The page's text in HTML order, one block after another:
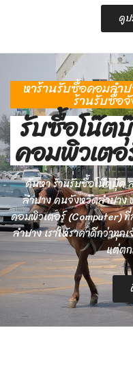
ดูป
หาร้านรับซื้อคอมลำ
ร้านรับซื้อ
รับซื้อโน๊ต
คอมพิวเต
ค้นหา ร้านรับซื้อโน๊ตบุ๊ค
ลำปาง คนจังหวัดลำปาง
คอมพิวเตอร์ (Computer)
ลำปาง เราให้ราคาดีกว่าทุ
แต่ต